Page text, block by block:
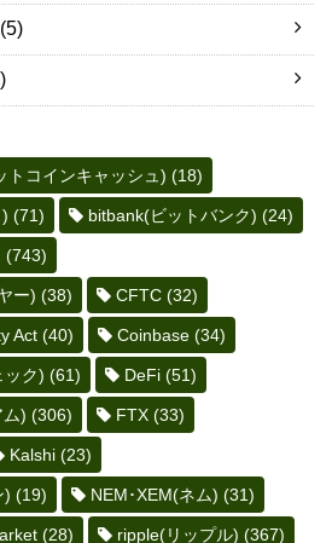
(5)
トコインキャッシュ) (18)
(71) bitbank(ビットバンク) (24)
(743)
ー) (38) CFTC (32)
Act (40) Coinbase (34)
ック) (61) DeFi (51)
) (306) FTX (33)
Kalshi (23)
) (19) NEM･XEM(ネム) (31)
(28) ripple(リップル) (367)